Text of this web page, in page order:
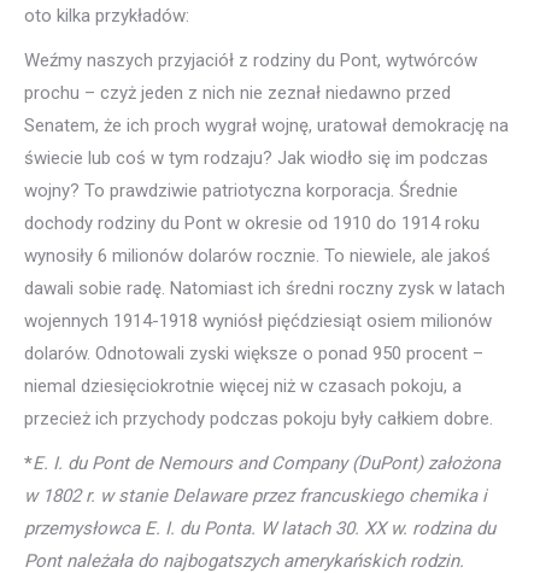
oto kilka przykładów:
Weźmy naszych przyjaciół z rodziny du Pont, wytwórców
prochu – czyż jeden z nich nie zeznał niedawno przed
Senatem, że ich proch wygrał wojnę, uratował demokrację na
świecie lub coś w tym rodzaju? Jak wiodło się im podczas
wojny? To prawdziwie patriotyczna korporacja. Średnie
dochody rodziny du Pont w okresie od 1910 do 1914 roku
wynosiły 6 milionów dolarów rocznie. To niewiele, ale jakoś
dawali sobie radę. Natomiast ich średni roczny zysk w latach
wojennych 1914-1918 wyniósł pięćdziesiąt osiem milionów
dolarów. Odnotowali zyski większe o ponad 950 procent –
niemal dziesięciokrotnie więcej niż w czasach pokoju, a
przecież ich przychody podczas pokoju były całkiem dobre.
*E. I. du Pont de Nemours and Company (DuPont) założona
w 1802 r. w stanie Delaware przez francuskiego chemika i
przemysłowca E. I. du Ponta. W latach 30. XX w. rodzina du
Pont należała do najbogatszych amerykańskich rodzin.